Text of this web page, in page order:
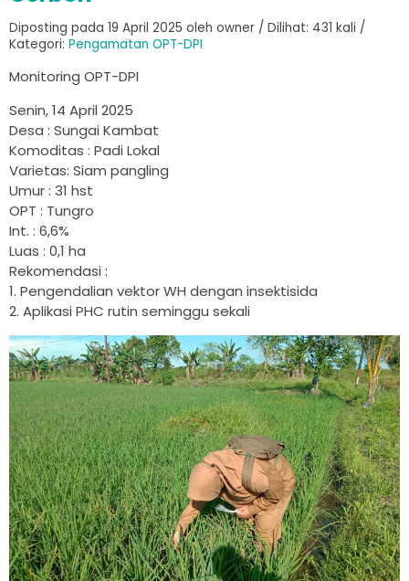
Diposting pada 19 April 2025 oleh owner / Dilihat: 431 kali /
Kategori: Pengamatan OPT-DPI
Monitoring OPT-DPI
Senin, 14 April 2025
Desa : Sungai Kambat
Komoditas : Padi Lokal
Varietas: Siam pangling
Umur : 31 hst
OPT : Tungro
Int. : 6,6%
Luas : 0,1 ha
Rekomendasi :
1. Pengendalian vektor WH dengan insektisida
2. Aplikasi PHC rutin seminggu sekali